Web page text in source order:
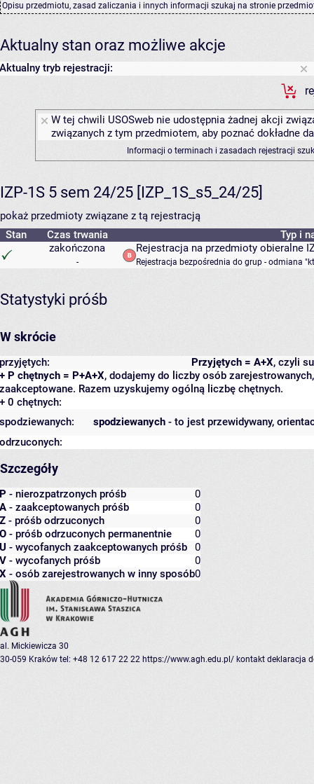
Opisu przedmiotu, zasad zaliczania i innych informacji szukaj na stronie
Aktualny stan oraz możliwe akcje
Aktualny tryb rejestracji:
W tej chwili USOSweb nie udostępnia żadnej akcji
związanych z tym przedmiotem, aby poznać dokładne
Informacji o terminach i zasadach rejestracji
IZP-1S 5 sem 24/25 [IZP_1S_s5_24/25]
pokaż przedmioty związane z tą rejestracją
Stan
Czas trwania
Typ i
zakończona
-
Rejestracja na przedmioty obieralne
Rejestracja bezpośrednia do grup - odmiana
Statystyki próśb
W skrócie
Przyjętych = A+X, czyli
przyjętych:
+ P chętnych = P+A+X, dodajemy do liczby osób
zaakceptowane. Razem uzyskujemy ogólną liczbę chętnych.
+ 0 chętnych:
spodziewanych - to jest przewidywany,
spodziewanych:
odrzuconych:
Szczegóły
P - nierozpatrzonych próśb
0
A - zaakceptowanych próśb
0
Z - próśb odrzuconych
0
O - próśb odrzuconych permanentnie
0
U - wycofanych zaakceptowanych próśb
0
V - wycofanych próśb
0
X - osób zarejestrowanych w inny sposób0
al. Mickiewicza 30
30-059 Kraków tel: +48 12 617 22 22 https://www.agh.edu.pl/ kontakt deklaracja